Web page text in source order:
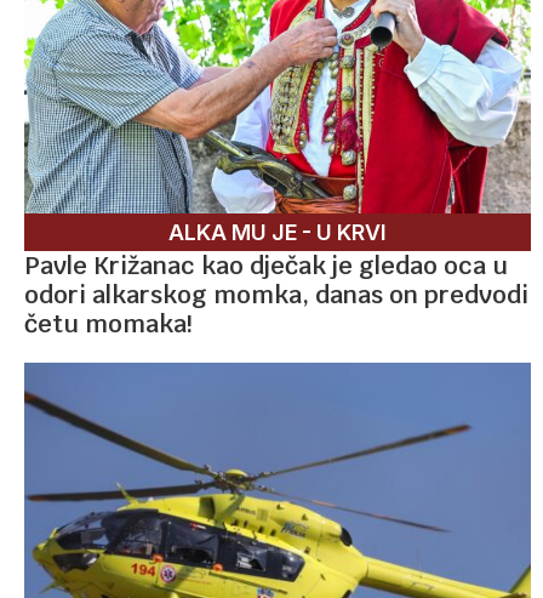
ALKA MU JE - U KRVI
Pavle Križanac kao dječak je gledao oca u
odori alkarskog momka, danas on predvodi
četu momaka!